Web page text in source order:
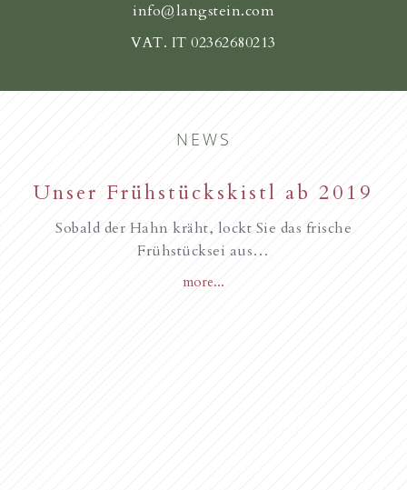
info@langstein.com
VAT. IT 02362680213
NEWS
Familie Gurschler wünscht all
unseren Gästen, Frohe
Weihnachten
Unser Frühstückskistl ab 2019
Sobald der Hahn kräht, lockt Sie das frische
Frühstücksei aus…
more...
New starting in the summer of
2017